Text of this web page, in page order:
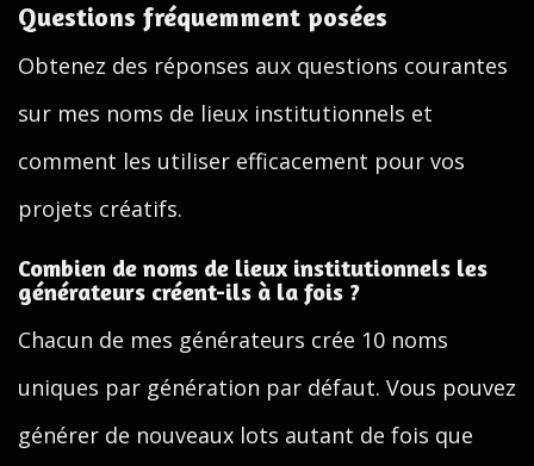
Questions fréquemment posées
Obtenez des réponses aux questions courantes
sur mes noms de lieux institutionnels et
comment les utiliser efficacement pour vos
projets créatifs.
Combien de noms de lieux institutionnels les
générateurs créent-ils à la fois ?
Chacun de mes générateurs crée 10 noms
uniques par génération par défaut. Vous pouvez
générer de nouveaux lots autant de fois que